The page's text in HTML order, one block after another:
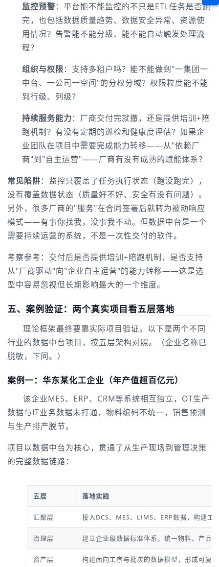
监控预警：平台能不能监控的不只是ETL任务是否跑
完，也包括数据质量趋势、数据安全异常、资源使
用情况？告警能不能分级、能不能自动触发处理流
程？
组织与权限：支持多租户吗？能不能做到"一集团一
中台、一公司一空间"的分权分域？权限粒度能不能
到行级、列级？
持续服务能力：厂商交付完就撤，还是提供培训+陪
跑机制？有没有定期的巡检和健康度评估？如果企
业团队在项目中需要完成能力转移——从"依赖厂
商"到"自主运营"——厂商有没有成熟的赋能体系？
常见陷阱：监控只覆盖了任务执行状态（跑没跑完），
没有覆盖数据状态（质量好不好、安全有没有问题）。
另外，很多厂商的"服务"在合同签署后就转为被动响应
模式——有事你找我，没事我不动。但数据中台是一个
需要持续运营的系统，不是一次性交付的软件。
考察参考：交付后是否提供培训+陪跑机制，是否支持
从"厂商驱动"向"企业自主运营"的能力转移——这是选
型中容易忽视但长期影响最大的一个维度。
五、案例验证：两个真实项目看五层落地
理论框架最终要靠实际项目验证。以下是两个不同
行业的数据中台项目，按五层架构对照。（企业名称已
脱敏，下同。）
案例一：华东某化工企业（年产值超百亿元）
该企业MES、ERP、CRM等系统相互独立，OT生产
数据与IT业务数据未打通，物料编码不统一，销售预测
与生产排产脱节。
项目以数据中台为核心，贯通了从生产现场到管理决策
的完整数据链路：
五层 落地实践
汇聚层 接入DCS、MES、LIMS、ERP数据，构建工
治理层 建立企业级数据标准体系，统一物料、产品
资产层 构建面向工序与批次的数据模型，形成可复